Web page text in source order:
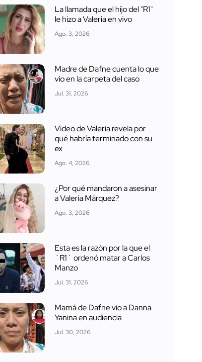
La llamada que el hijo del "R1"
le hizo a Valeria en vivo
Ago. 3, 2026
Madre de Dafne cuenta lo que
vio en la carpeta del caso
Jul. 31, 2026
Video de Valeria revela por
qué habría terminado con su
ex
Ago. 4, 2026
¿Por qué mandaron a asesinar
a Valeria Márquez?
Ago. 3, 2026
Esta es la razón por la que el
´R1´ ordenó matar a Carlos
Manzo
Jul. 31, 2026
Mamá de Dafne vio a Danna
Yanina en audiencia
Jul. 30, 2026